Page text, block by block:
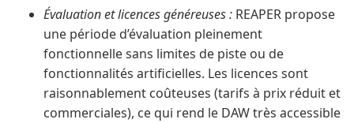
Évaluation et licences généreuses : REAPER propose
une période d’évaluation pleinement
fonctionnelle sans limites de piste ou de
fonctionnalités artificielles. Les licences sont
raisonnablement coûteuses (tarifs à prix réduit et
commerciales), ce qui rend le DAW très accessible